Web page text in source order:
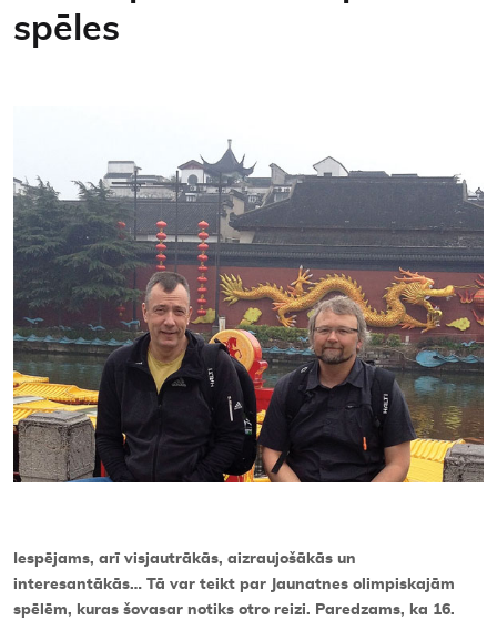
spēles
Iespējams, arī visjautrākās, aizraujošākās un
interesantākās… Tā var teikt par Jaunatnes olimpiskajām
spēlēm, kuras šovasar notiks otro reizi. Paredzams, ka 16.